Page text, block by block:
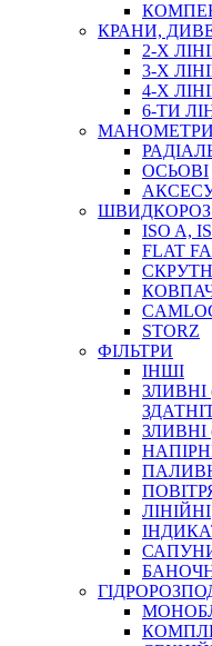
АВТОХІМІЯ
ДОМКРАТИ
НАБОРИ
НАСОСИ,
ПАСТА,
ІНСТРУМЕНТ
САДОВИЙ
ЕЛЕКТРИЧНІ
ПАЛЬНИКИ,
ІНСТРУМЕНТИ ДЛЯ
ЗАМКИ І
ІНСТРУМЕНТИ
КРАНИ,
2-Х
3-Х
4-Х
6-ТИ
МАНОМЕТРИ
ОСЬОВІ
ISO A,
FLAT
STORZ
ФІЛЬТРИ
ІНШІ
ЛІНІЙНІ